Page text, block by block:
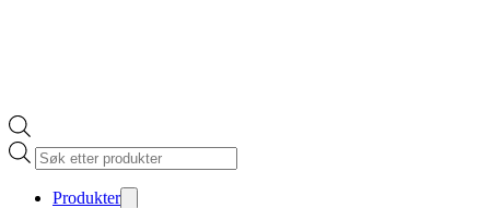
Products
search
Produkter